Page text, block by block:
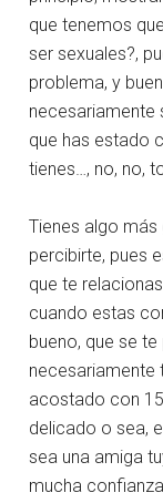
que tenemos
ser sexuales?,
problema, y
necesariamente
que has estado
tienes…, no, no,
Tienes algo más
percibirte, pues
que te
cuando estas
bueno, que se
necesariamente
acostado con
delicado o sea,
sea una amiga
mucha